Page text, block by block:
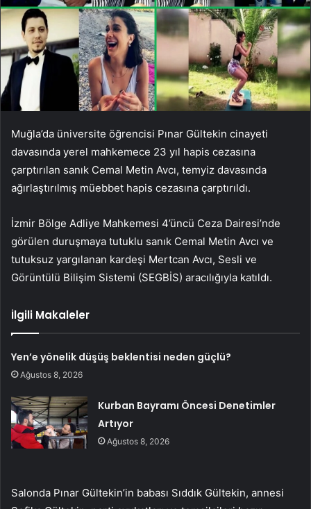
Muğla’da üniversite öğrencisi Pınar Gültekin cinayeti
davasında yerel mahkemece 23 yıl hapis cezasına
çarptırılan sanık Cemal Metin Avcı, temyiz davasında
ağırlaştırılmış müebbet hapis cezasına çarptırıldı.
İzmir Bölge Adliye Mahkemesi 4’üncü Ceza Dairesi’nde
görülen duruşmaya tutuklu sanık Cemal Metin Avcı ve
tutuksuz yargılanan kardeşi Mertcan Avcı, Sesli ve
Görüntülü Bilişim Sistemi (SEGBİS) aracılığıyla katıldı.
İlgili Makaleler
Yen’e yönelik düşüş beklentisi neden güçlü?
Ağustos 8, 2026
Kurban Bayramı Öncesi Denetimler
Artıyor
Ağustos 8, 2026
Salonda Pınar Gültekin’in babası Sıddık Gültekin, annesi